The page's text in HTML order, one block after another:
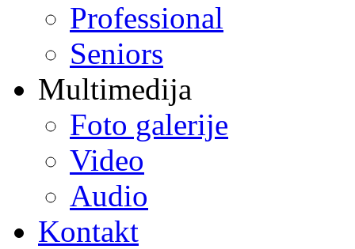
Professional
Seniors
Multimedija
Foto galerije
Video
Audio
Kontakt